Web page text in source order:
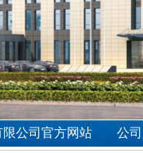
司官方网站 公司